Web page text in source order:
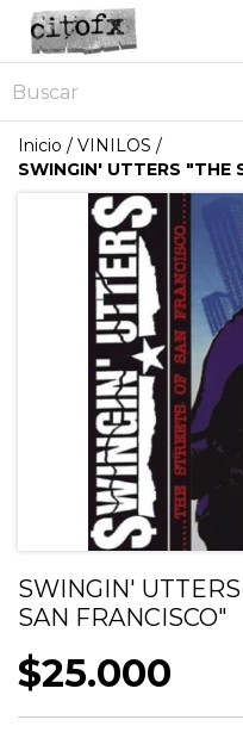
Inicio / VINILOS /
SWINGIN' UTTERS "THE
SWINGIN'
SAN FRANCISCO"
$25.000